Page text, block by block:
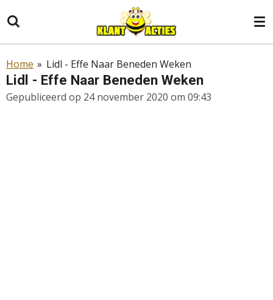
direct
naar
hoofdinhoud
Home » Lidl - Effe Naar Beneden Weken
Lidl - Effe Naar Beneden Weken
Gepubliceerd op 24 november 2020 om 09:43